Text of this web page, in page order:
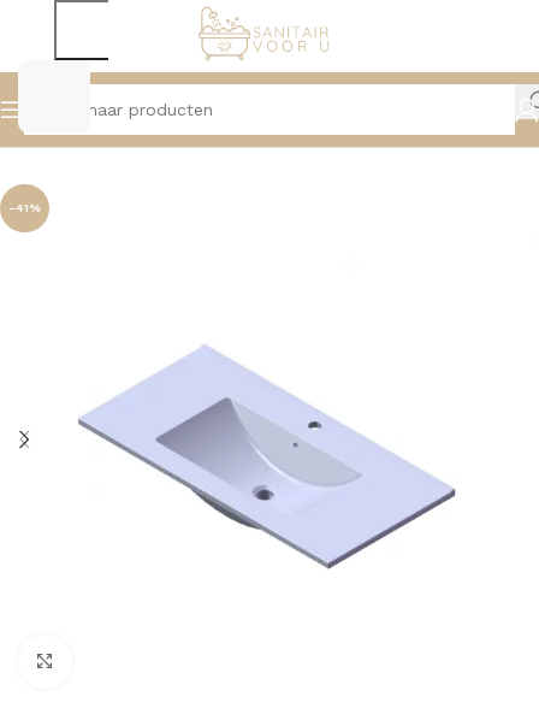
Home Wastafels Wastafel
-41%